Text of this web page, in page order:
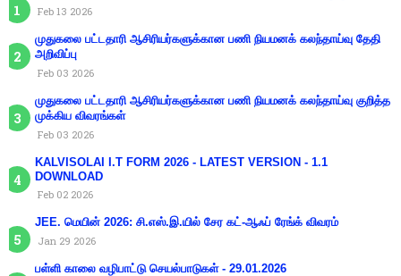
Feb 13 2026
முதுகலை பட்டதாரி ஆசிரியர்களுக்கான பணி நியமனக் கலந்தாய்வு தேதி
அறிவிப்பு
Feb 03 2026
முதுகலை பட்டதாரி ஆசிரியர்களுக்கான பணி நியமனக் கலந்தாய்வு குறித்த
முக்கிய விவரங்கள்
Feb 03 2026
KALVISOLAI I.T FORM 2026 - LATEST VERSION - 1.1
DOWNLOAD
Feb 02 2026
JEE. மெயின் 2026: சி.எஸ்.இ.யில் சேர கட்-ஆஃப் ரேங்க் விவரம்
Jan 29 2026
பள்ளி காலை வழிபாட்டு செயல்பாடுகள் - 29.01.2026